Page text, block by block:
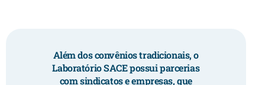
Além dos convênios tradicionais, o
Laboratório SACE possui parcerias
com sindicatos e empresas, que